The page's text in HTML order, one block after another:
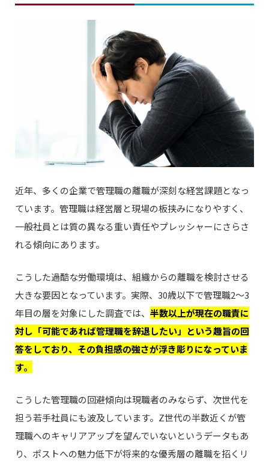
近年、多くの企業で管理職の離職が深刻な経営課題となっ
ています。管理職は経営層と現場の板挟みになりやすく、
一般社員とは質の異なる重い責任やプレッシャーにさらさ
れる傾向にあります。
こうした過酷な労働環境は、組織からの離職を検討させる
大きな要因となっています。実際、30歳以下で管理職2～3
年目の層を対象にした調査では、 半数以上が現在の職責に
対し「可能であれば管理職を辞退したい」という趣旨の回
答をしており、その負担感の強さが浮き彫りになっていま
す。
こうした管理職の回避傾向は現職者のみならず、次世代を
担う若手社員にも波及しています。Z世代の半数近くが管
理職へのキャリアアップを望んでいないというデータもあ
り、ポストへの魅力低下が将来的な優秀層の離職を招くリ